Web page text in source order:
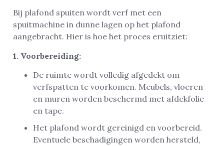
Bij plafond spuiten wordt verf met een
spuitmachine in dunne lagen op het plafond
aangebracht. Hier is hoe het proces eruitziet:
1. Voorbereiding:
De ruimte wordt volledig afgedekt om
verfspatten te voorkomen. Meubels, vloeren
en muren worden beschermd met afdekfolie
en tape.
Het plafond wordt gereinigd en voorbereid.
Eventuele beschadigingen worden hersteld,